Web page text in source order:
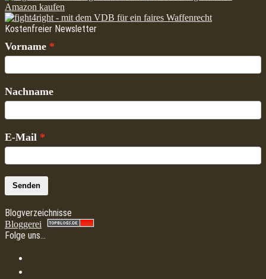
Kostenfreier Newsletter
Vorname
Nachname
E-Mail
Senden
Blogverzeichnisse
Bloggerei
Folge uns…